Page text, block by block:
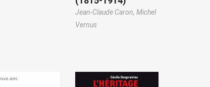
Jean-Claude Caron, Michel
Vernus